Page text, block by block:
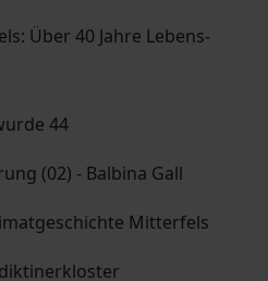
Über 40 Jahre Lebens-
44
(02) - Balbina Gall
Mitterfels